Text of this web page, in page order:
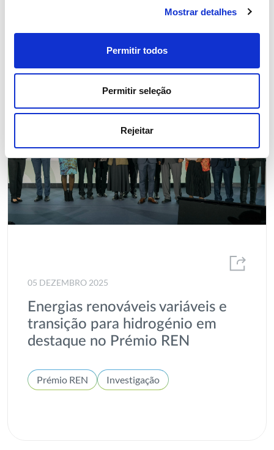
Mostrar detalhes
Permitir todos
Permitir seleção
Rejeitar
05 DEZEMBRO 2025
Energias renováveis variáveis e
transição para hidrogénio em
destaque no Prémio REN
Prémio REN Investigação